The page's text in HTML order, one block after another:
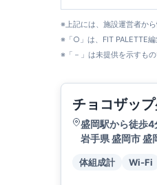
※上記には、施設運営者か
※「○」は、FIT PALETTE編
※「－」は未提供を示すも
チョコザッ
盛岡駅から徒歩4
岩手県 盛岡市 盛
体組成計 Wi-Fi